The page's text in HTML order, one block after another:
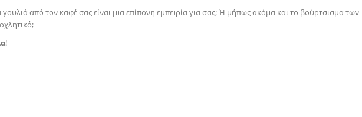
από τον καφέ σας είναι μια επίπονη εμπειρία για σας; Ή μήπως ακόμα και το βούρτσισμα των
!